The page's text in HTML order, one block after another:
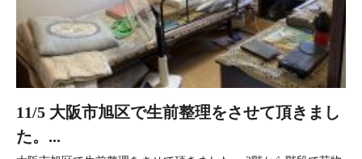
11/5 大阪市旭区で生前整理をさせて頂きまし
た。...